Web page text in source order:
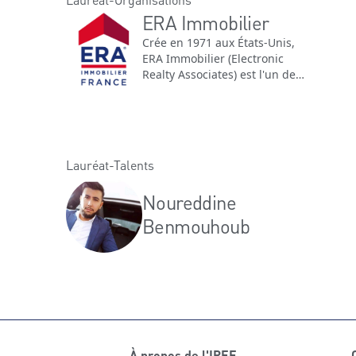
ERA Immobilier
Crée en 1971 aux États-Unis,
ERA Immobilier (Electronic
Realty Associates) est l'un des
Lauréat-Talents
Noureddine
Benmouhoub